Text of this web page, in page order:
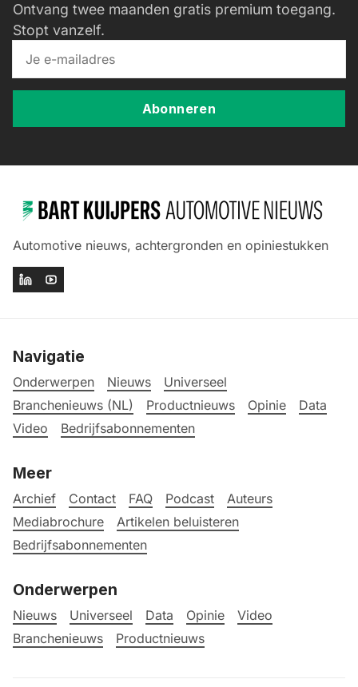
Ontvang twee maanden gratis premium toegang.
Stopt vanzelf.
Abonneren
Automotive nieuws, achtergronden en opiniestukken
Navigatie
Onderwerpen Nieuws
Universeel
Branchenieuws (NL)
Productnieuws Opinie
Data
Video
Bedrijfsabonnementen
Meer
Archief Contact FAQ Podcast
Auteurs
Mediabrochure
Artikelen beluisteren
Bedrijfsabonnementen
Onderwerpen
Nieuws Universeel Data Opinie
Video
Branchenieuws
Productnieuws